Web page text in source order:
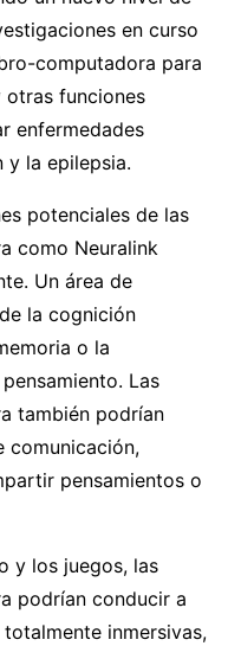
en curso
computadora para
otras funciones
enfermedades
y la epilepsia.
potenciales de las
como Neuralink
Un área de
la cognición
o la
Las
también podrían
comunicación,
pensamientos o
y los juegos, las
podrían conducir a
inmersivas,